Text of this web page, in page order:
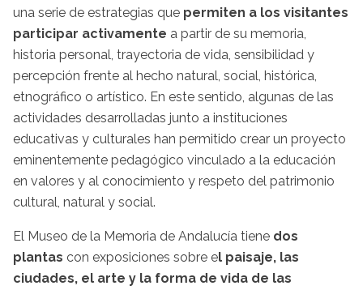
una serie de estrategias que permiten a los visitantes
participar activamente a partir de su memoria,
historia personal, trayectoria de vida, sensibilidad y
percepción frente al hecho natural, social, histórica,
etnográfico o artístico. En este sentido, algunas de las
actividades desarrolladas junto a instituciones
educativas y culturales han permitido crear un proyecto
eminentemente pedagógico vinculado a la educación
en valores y al conocimiento y respeto del patrimonio
cultural, natural y social.
El Museo de la Memoria de Andalucía tiene dos
plantas con exposiciones sobre el paisaje, las
ciudades, el arte y la forma de vida de las